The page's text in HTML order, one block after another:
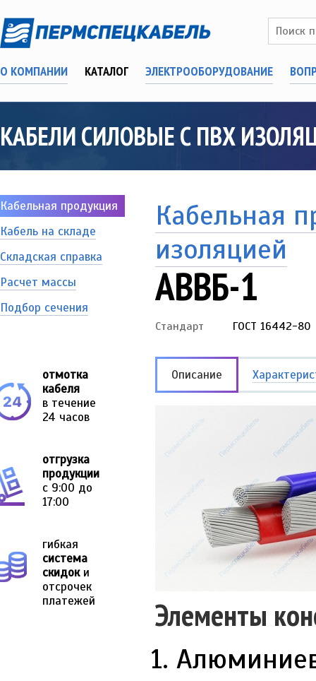
О КОМПАНИИ КАТАЛОГ ЭЛЕКТРООБОРУДОВАНИЕ
КАБЕЛИ СИЛОВЫЕ С ПВХ
Кабельная продукция
Кабель на складе
Складская справка
Расчет массы
Подбор сечения
отмотка
кабеля
в течение
24 часов
отгрузка
продукции
с 9:00 до
17:00
гибкая
система
скидоки
отсрочек
платежей
Кабельная
изоляцией
АВВБ-1
Стандарт ГОСТ 16442-80
Описание
Элементы